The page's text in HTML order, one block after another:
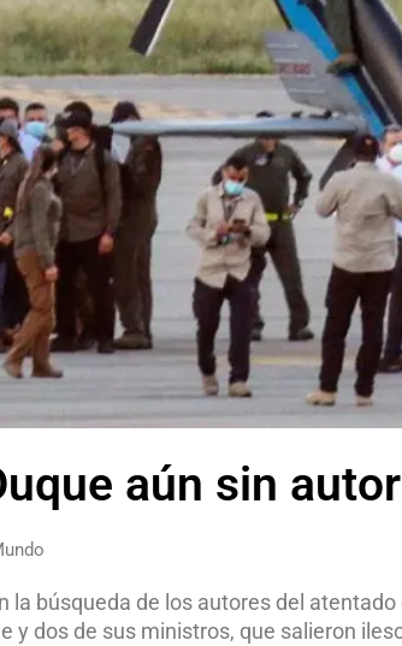
aún sin
búsqueda de los autores del
y dos de sus ministros, que salieron